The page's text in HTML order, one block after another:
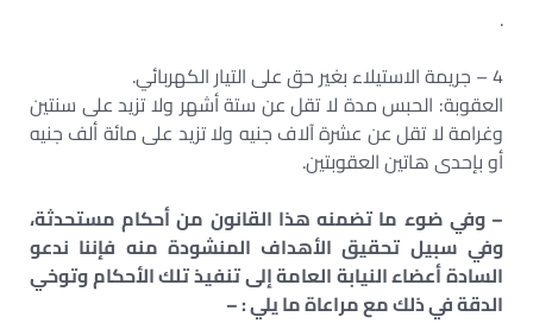
.
4 – جريمة الاستيلاء بغير حق على التيار الكهربائي.
العقوبة: الحبس مدة لا تقل عن ستة أشهر ولا تزيد على سنتين
وغرامة لا تقل عن عشرة آلاف جنيه ولا تزيد على مائة ألف جنيه
أو بإحدى هاتين العقوبتين.
– وفي ضوء ما تضمنه هذا القانون من أحكام مستحدثة،
وفي سبيل تحقيق الأهداف المنشودة منه فإننا ندعو
السادة أعضاء النيابة العامة إلى تنفيذ تلك الأحكام وتوخي
الدقة في ذلك مع مراعاة ما يلي : –